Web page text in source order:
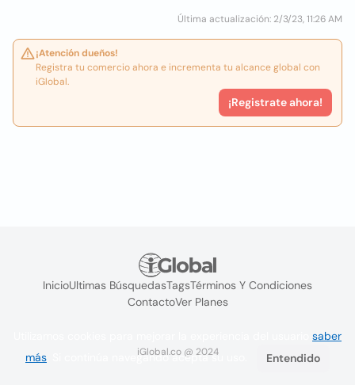
Última actualización: 2/3/23, 11:26 AM
¡Atención dueños!
Registra tu comercio ahora e incrementa tu alcance global con
iGlobal.
¡Registrate ahora!
InicioUltimas BúsquedasTagsTérminos Y Condiciones
ContactoVer Planes
iGlobal.co @ 2024
saber
más . Si continúa navegando acepta su uso. Entendido